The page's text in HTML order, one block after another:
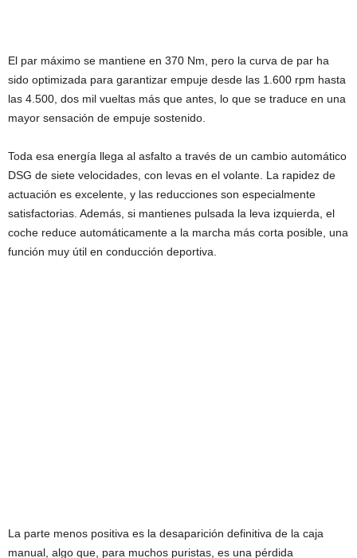
El par máximo se mantiene en 370 Nm, pero la curva de par ha
sido optimizada para garantizar empuje desde las 1.600 rpm hasta
las 4.500, dos mil vueltas más que antes, lo que se traduce en una
mayor sensación de empuje sostenido.
Toda esa energía llega al asfalto a través de un cambio automático
DSG de siete velocidades, con levas en el volante. La rapidez de
actuación es excelente, y las reducciones son especialmente
satisfactorias. Además, si mantienes pulsada la leva izquierda, el
coche reduce automáticamente a la marcha más corta posible, una
función muy útil en conducción deportiva.
La parte menos positiva es la desaparición definitiva de la caja
manual, algo que, para muchos puristas, es una pérdida